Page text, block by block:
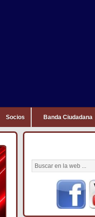
Socios Banda Ciudadana